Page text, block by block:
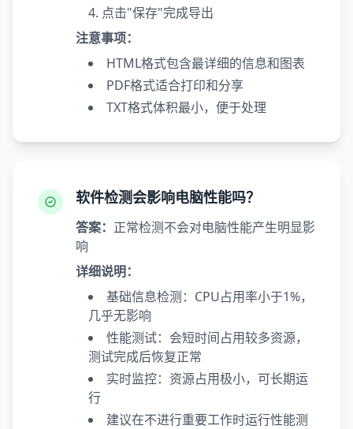
点击"保存"完成导出
注意事项：
HTML格式包含最详细的信息和图表
PDF格式适合打印和分享
TXT格式体积最小，便于处理
软件检测会影响电脑性能吗？
答案： 正常检测不会对电脑性能产生明显影
响
详细说明：
基础信息检测：CPU占用率小于1%，
几乎无影响
性能测试：会短时间占用较多资源，
测试完成后恢复正常
实时监控：资源占用极小，可长期运
行
建议在不进行重要工作时运行性能测